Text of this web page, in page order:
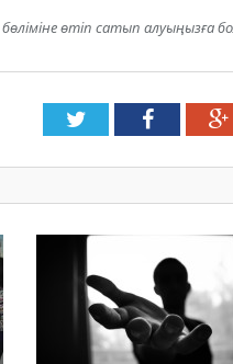
бөліміне өтіп сатып алуыңызға
Twitter